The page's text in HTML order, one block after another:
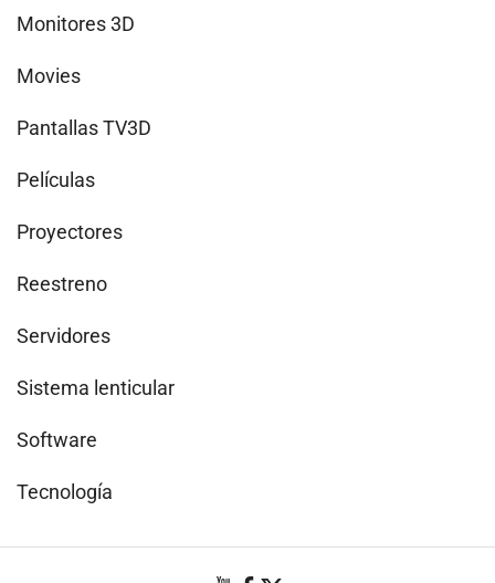
Monitores 3D
Movies
Pantallas TV3D
Películas
Proyectores
Reestreno
Servidores
Sistema lenticular
Software
Tecnología